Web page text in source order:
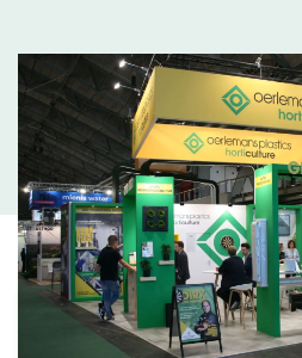
Vorheriger
Oerlemans